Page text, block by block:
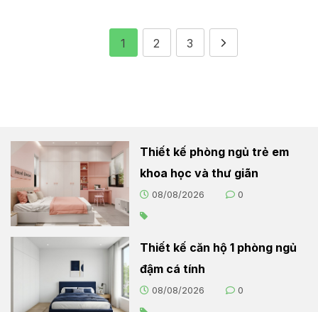
1 2 3
Thiết kế phòng ngủ trẻ em
khoa học và thư giãn
08/08/2026 0
Thiết kế căn hộ 1 phòng ngủ
đậm cá tính
08/08/2026 0